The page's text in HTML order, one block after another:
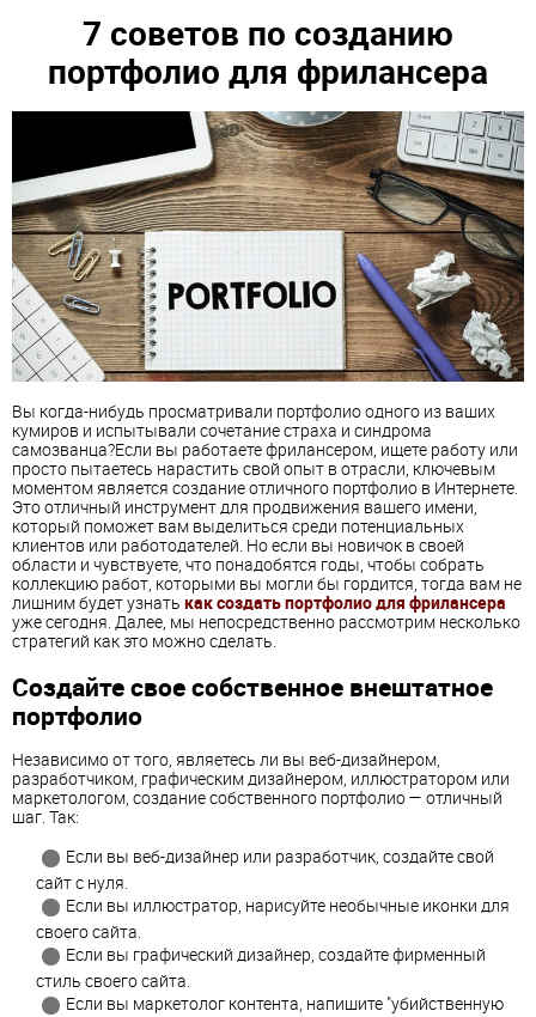
7 советов по созданию
портфолио для фрилансера
Вы когда-нибудь просматривали портфолио одного из ваших
кумиров и испытывали сочетание страха и синдрома
самозванца?Если вы работаете фрилансером, ищете работу или
просто пытаетесь нарастить свой опыт в отрасли, ключевым
моментом является создание отличного портфолио в Интернете.
Это отличный инструмент для продвижения вашего имени,
который поможет вам выделиться среди потенциальных
клиентов или работодателей. Но если вы новичок в своей
области и чувствуете, что понадобятся годы, чтобы собрать
коллекцию работ, которыми вы могли бы гордится, тогда вам не
лишним будет узнать как создать портфолио для фрилансера
уже сегодня. Далее, мы непосредственно рассмотрим несколько
стратегий как это можно сделать.
Создайте свое собственное внештатное
портфолио
Независимо от того, являетесь ли вы веб-дизайнером,
разработчиком, графическим дизайнером, иллюстратором или
маркетологом, создание собственного портфолио — отличный
шаг. Так:
Если вы веб-дизайнер или разработчик, создайте свой
сайт с нуля.
Если вы иллюстратор, нарисуйте необычные иконки для
своего сайта.
Если вы графический дизайнер, создайте фирменный
стиль своего сайта.
Если вы маркетолог контента, напишите "убийственную